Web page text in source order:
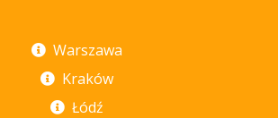
Warszawa
Kraków
Łódź